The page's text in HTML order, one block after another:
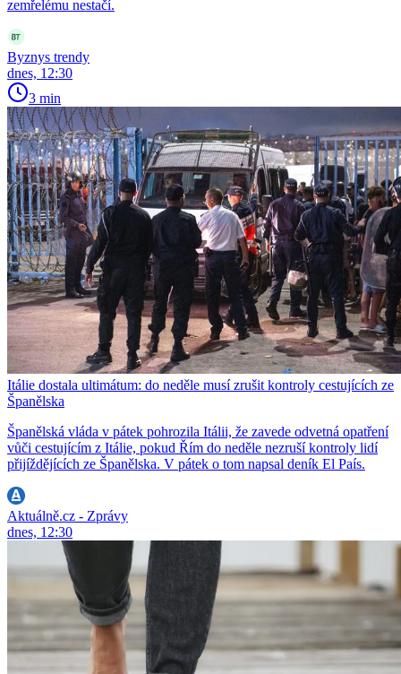
zemřelému nestačí.
Byznys trendy
dnes, 12:30
3 min
Itálie dostala ultimátum: do neděle musí zrušit kontroly cestujících ze
Španělska
Španělská vláda v pátek pohrozila Itálii, že zavede odvetná opatření
vůči cestujícím z Itálie, pokud Řím do neděle nezruší kontroly lidí
přijíždějících ze Španělska. V pátek o tom napsal deník El País.
Aktuálně.cz - Zprávy
dnes, 12:30